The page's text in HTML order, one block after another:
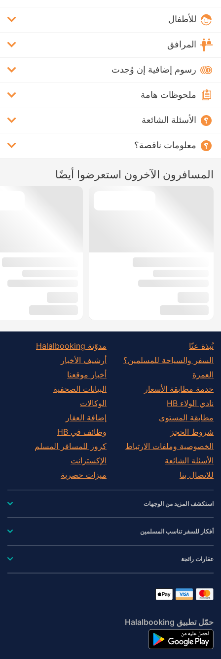
للأطفال
المرافق
رسوم إضافية إن وُجدت
ملحوظات هامة
الأسئلة الشائعة
معلومات ناقصة؟
المسافرون الآخرون استعرضوا أيضًا
نُبذة عنّا
السفر والسياحة للمسلمين؟
العمرة
خدمة مطابقة الأسعار
نادي الولاء HB
مطابقة المستوى
شروط الحجز
الخصوصية وملفات الارتباط
الأسئلة الشائعة
للاتصال بنا
مدوّنة Halalbooking
أرشيف الأخبار
أخبار موقعنا
البيانات الصحفية
الوكالات
إضافة العقار
وظائف في HB
كروز للمسافر المسلم
الإكسترانت
ميزات حصرية
استكشف المزيد من الوجهات
أفكار للسفر تناسب المسلمين
عقارات رائجة
حمّل تطبيق Halalbooking